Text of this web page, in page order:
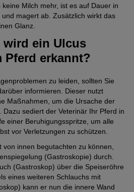
Milch mehr, ist es auf Dauer in
magert ab. Zusätzlich wirkt das
Glanz.
wird ein Ulcus
erkannt?
zu leiden, sollten Sie
informieren. Dieser nutzt
Maßnahmen, um die Ursache der
Dazu sediert der Veterinär Ihr Pferd in
einer Beruhigungsspritze, um alle
vor Verletzungen zu schützen.
innen begutachten zu können,
(Gastroskopie) durch.
(Gastroskop) über die Speiseröhre
eines weiteren Schlauchs mit
kann er nun die innere Wand